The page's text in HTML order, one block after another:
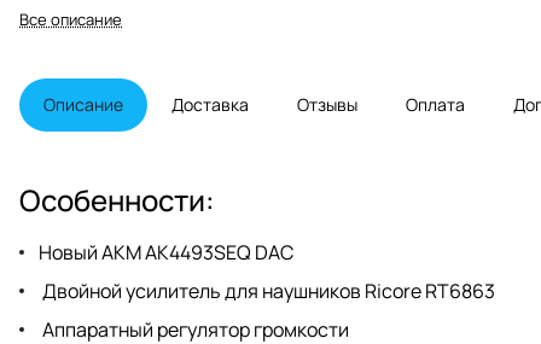
Все описание
Описание Доставка Отзывы Оплата
Особенности:
Новый AKM AK4493SEQ DAC
Двойной усилитель для наушников Ricore RT6863
Аппаратный регулятор громкости